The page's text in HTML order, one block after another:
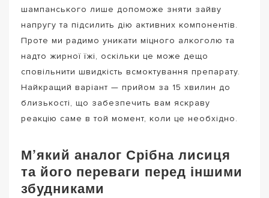
шампанського лише допоможе зняти зайву
напругу та підсилить дію активних компонентів.
Проте ми радимо уникати міцного алкоголю та
надто жирної їжі, оскільки це може дещо
сповільнити швидкість всмоктування препарату.
Найкращий варіант — прийом за 15 хвилин до
близькості, що забезпечить вам яскраву
реакцію саме в той момент, коли це необхідно.
М’який аналог Срібна лисиця
та його переваги перед іншими
збудниками